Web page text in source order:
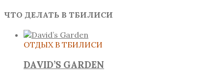
ЧТО ДЕЛАТЬ В ТБИЛИСИ
ОТДЫХ В ТБИЛИСИ
DAVID’S GARDEN